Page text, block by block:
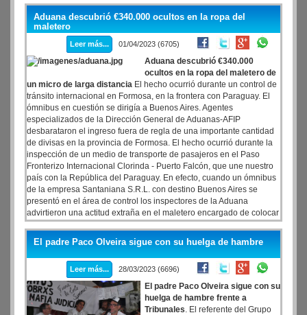
memoria" y se reivindicó que "las islas Malvinas son argentinas".
Aduana descubrió €340.000 ocultos en la ropa del
maletero
Leer más... 01/04/2023 (6705)
Aduana descubrió €340.000
ocultos en la ropa del maletero de
un micro de larga distancia El hecho ocurrió durante un control de
tránsito internacional en Formosa, en la frontera con Paraguay. El
ómnibus en cuestión se dirigía a Buenos Aires. Agentes
especializados de la Dirección General de Aduanas-AFIP
desbarataron el ingreso fuera de regla de una importante cantidad
de divisas en la provincia de Formosa. El hecho ocurrió durante la
inspección de un medio de transporte de pasajeros en el Paso
Fronterizo Internacional Clorinda - Puerto Falcón, que une nuestro
país con la República del Paraguay. En efecto, cuando un ómnibus
de la empresa Santaniana S.R.L. con destino Buenos Aires se
presentó en el área de control los inspectores de la Aduana
advirtieron una actitud extraña en el maletero encargado de colocar
los bolsos en el escáner.
El padre Paco Olveira sigue con su huelga de hambre
Leer más... 28/03/2023 (6696)
El padre Paco Olveira sigue con su
huelga de hambre frente a
Tribunales. El referente del Grupo